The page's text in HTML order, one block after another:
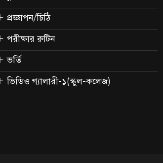
প্রজ্ঞাপন/চিঠি
পরীক্ষার রুটিন
ভর্তি
ভিডিও গ্যালারী-১(স্কুল-কলেজ)